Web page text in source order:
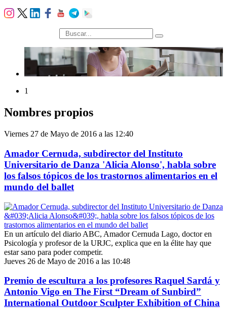
búsqueda
1
Nombres propios
Viernes 27 de Mayo de 2016 a las 12:40
Amador Cernuda, subdirector del Instituto
Universitario de Danza 'Alicia Alonso', habla sobre
los falsos tópicos de los trastornos alimentarios en el
mundo del ballet
En un artículo del diario ABC, Amador Cernuda Lago, doctor en
Psicología y profesor de la URJC, explica que en la élite hay que
estar sano para poder competir.
Jueves 26 de Mayo de 2016 a las 10:48
Premio de escultura a los profesores Raquel Sardá y
Antonio Vigo en The First “Dream of Sunbird”
International Outdoor Sculpter Exhibition of China